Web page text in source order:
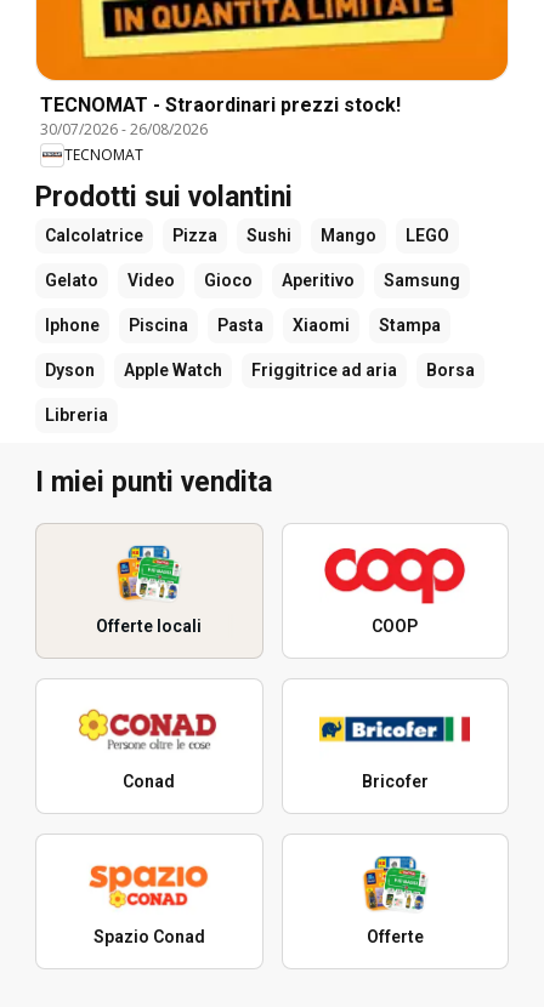
TECNOMAT - Straordinari prezzi stock!
30/07/2026-26/08/2026
TECNOMAT
Prodotti sui volantini
Calcolatrice Pizza Sushi Mango LEGO
Gelato Video Gioco Aperitivo Samsung
Iphone Piscina Pasta Xiaomi Stampa
Dyson Apple Watch Friggitrice ad aria Borsa
Libreria
I miei punti vendita
Offerte locali COOP
Conad Bricofer
Spazio Conad Offerte